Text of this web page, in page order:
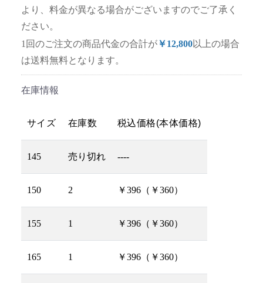
より、料金が異なる場合がございますのでご了承く
ださい。
1回のご注文の商品代金の合計が￥12,800以上の場合
は送料無料となります。
在庫情報
サイズ 在庫数 税込価格(本体価格)
145 売り切れ ----
150 2 ￥396（￥360）
155 1 ￥396（￥360）
165 1 ￥396（￥360）